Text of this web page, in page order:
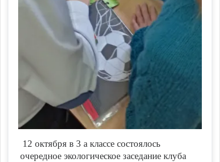
12 октября в 3 а классе состоялось
очередное экологическое заседание клуба